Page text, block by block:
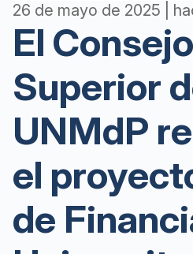
26 de mayo de 2025 |
El Consejo
Superior
UNMdP
el
de